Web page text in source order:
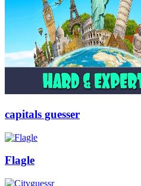
capitals guesser
Flagle